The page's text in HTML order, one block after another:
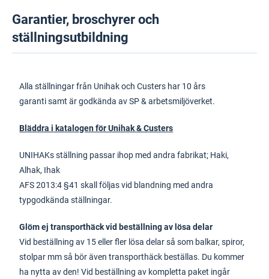
Garantier, broschyrer och
ställningsutbildning
Alla ställningar från Unihak och Custers har 10 års
garanti samt är godkända av SP & arbetsmiljöverket.
Bläddra i katalogen för Unihak & Custers
UNIHAKs ställning passar ihop med andra fabrikat; Haki,
Alhak, Ihak
AFS 2013:4 §41 skall följas vid blandning med andra
typgodkända ställningar.
Glöm ej transporthäck vid beställning av lösa delar
Vid beställning av 15 eller fler lösa delar så som balkar, spiror,
stolpar mm så bör även transporthäck beställas. Du kommer
ha nytta av den! Vid beställning av kompletta paket ingår